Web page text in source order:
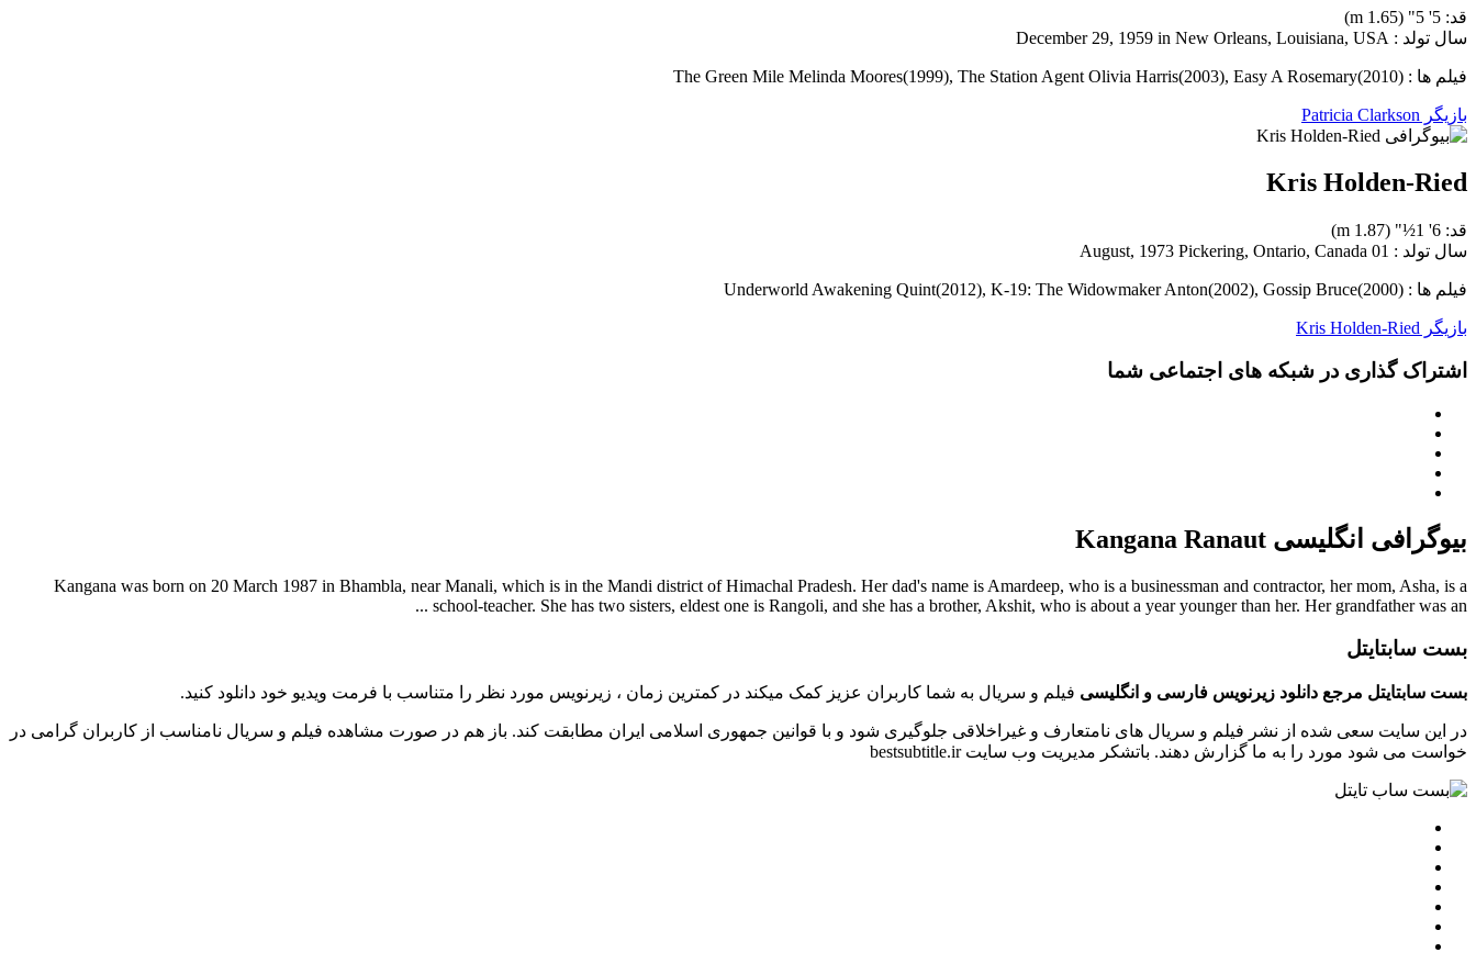
قد: 5' 5" (1.65 m)
سال تولد : December 29, 1959 in New Orleans, Louisiana, USA
فیلم ها : The Green Mile Melinda Moores(1999), The Station Agent Olivia Harris(2003), Easy A Rosemary(2010)
بازیگر Patricia Clarkson
Kris Holden-Ried
قد: 6' 1½" (1.87 m)
سال تولد : 01 August, 1973 Pickering, Ontario, Canada
فیلم ها : Underworld Awakening Quint(2012), K-19: The Widowmaker Anton(2002), Gossip Bruce(2000)
بازیگر Kris Holden-Ried
اشتراک گذاری در شبکه های اجتماعی شما
بیوگرافی انگلیسی Kangana Ranaut
Kangana was born on 20 March 1987 in Bhambla, near Manali, which is in the Mandi district of Himachal Pradesh. Her dad's name is Amardeep, who is a businessman and contractor, her mom, Asha, is a
school-teacher. She has two sisters, eldest one is Rangoli, and she has a brother, Akshit, who is about a year younger than her. Her grandfather was an ...
بست سابتایتل
بست سابتایتل مرجع دانلود زیرنویس فارسی و انگلیسی فیلم و سریال به شما کاربران عزیز کمک میکند در کمترین زمان ، زیرنویس مورد نظر را متناسب با فرمت ویدیو خود دانلود کنید.
در این سایت سعی شده از نشر فیلم و سریال های نامتعارف و غیراخلاقی جلوگیری شود و با قوانین جمهوری اسلامی ایران مطابقت کند. باز هم در صورت مشاهده فیلم و سریال نامناسب از کاربران گرامی در
خواست می شود مورد را به ما گزارش دهند. باتشکر مدیریت وب سایت bestsubtitle.ir